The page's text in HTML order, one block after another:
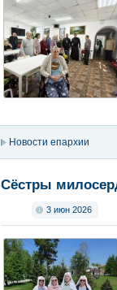
Новости епархии
Сёстры
3 июн 2026